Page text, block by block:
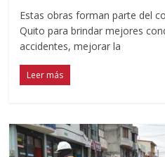
Estas obras forman parte del
Quito para brindar mejores
accidentes, mejorar la
Leer más